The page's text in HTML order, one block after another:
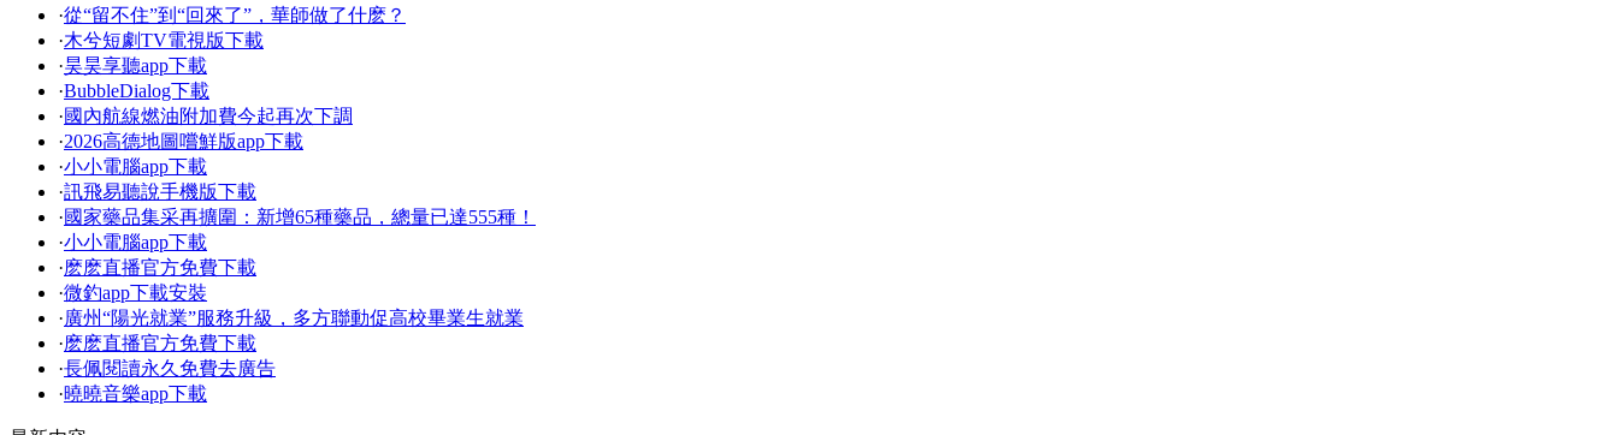
·從“留不住”到“回來了”，華師做了什麽？
·木兮短劇TV電視版下載
·昊昊享聽app下載
·BubbleDialog下載
·國內航線燃油附加費今起再次下調
·2026高德地圖嚐鮮版app下載
·小小電腦app下載
·訊飛易聽說手機版下載
·國家藥品集采再擴圍：新增65種藥品，總量已達555種！
·小小電腦app下載
·麽麽直播官方免費下載
·微釣app下載安裝
·廣州“陽光就業”服務升級，多方聯動促高校畢業生就業
·麽麽直播官方免費下載
·長佩閱讀永久免費去廣告
·曉曉音樂app下載